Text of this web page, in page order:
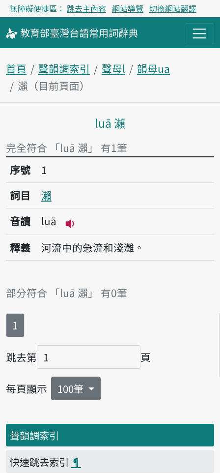
無障礙便捷區： 跳去主內容 網站導覽 切換網站翻譯
教育部臺灣台語常用詞辭典
首頁 聲韻調索引 聲母l
韻母ua
瀨（目前頁面）
主內容區塊
luā 瀨
完全符合 「luā 瀨」 有1筆
序號1瀨
序號
1
詞目
瀨
音讀
luā
播放音讀luā
釋義 河流中的急流和淺灘。
部分符合 「luā 瀨」 有0筆
第
1
跳去第
頁碼
頁
每頁顯示 100筆
聲韻調索引
快速跳去索引 ¶